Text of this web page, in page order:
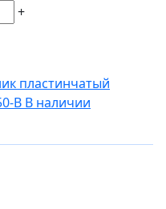
+
пластинчатый
B В наличии